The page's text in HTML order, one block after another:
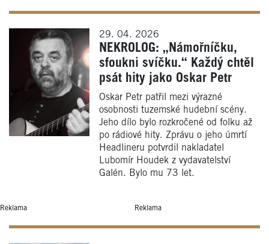
29. 04. 2026
NEKROLOG: „Námořníčku,
sfoukni svíčku.“ Každý chtěl
psát hity jako Oskar Petr
Oskar Petr patřil mezi výrazné
osobnosti tuzemské hudební scény.
Jeho dílo bylo rozkročené od folku až
po rádiové hity. Zprávu o jeho úmrtí
Headlineru potvrdil nakladatel
Lubomír Houdek z vydavatelství
Galén. Bylo mu 73 let.
Reklama Reklama